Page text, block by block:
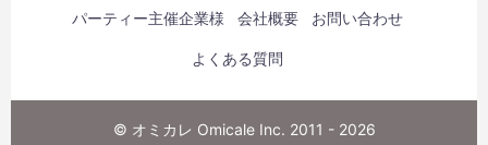
パーティー主催企業様 会社概要 お問い合わせ
よくある質問
© オミカレ Omicale Inc. 2011 - 2026